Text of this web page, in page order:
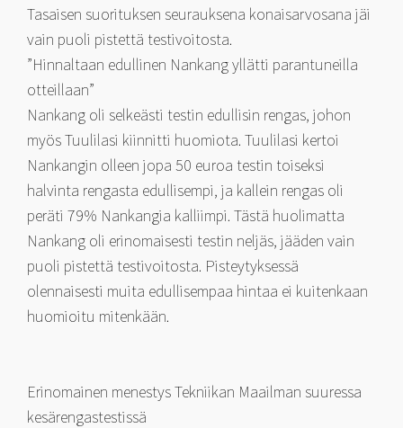
Tasaisen suorituksen seurauksena konaisarvosana jäi
vain puoli pistettä testivoitosta.
”Hinnaltaan edullinen Nankang yllätti parantuneilla
otteillaan”
Nankang oli selkeästi testin edullisin rengas, johon
myös Tuulilasi kiinnitti huomiota. Tuulilasi kertoi
Nankangin olleen jopa 50 euroa testin toiseksi
halvinta rengasta edullisempi, ja kallein rengas oli
peräti 79% Nankangia kalliimpi. Tästä huolimatta
Nankang oli erinomaisesti testin neljäs, jääden vain
puoli pistettä testivoitosta. Pisteytyksessä
olennaisesti muita edullisempaa hintaa ei kuitenkaan
huomioitu mitenkään.
Erinomainen menestys Tekniikan Maailman suuressa
kesärengastestissä